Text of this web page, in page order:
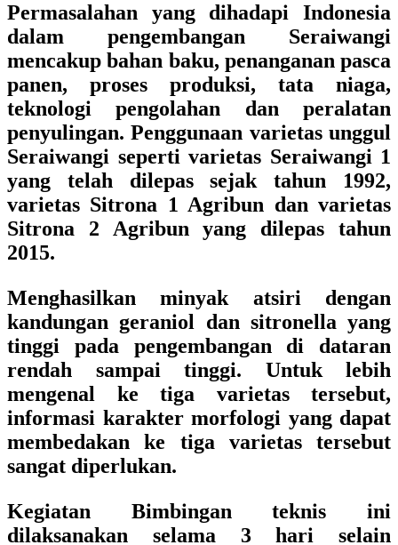
Permasalahan yang dihadapi Indonesia
dalam pengembangan Seraiwangi
mencakup bahan baku, penanganan pasca
panen, proses produksi, tata niaga,
teknologi pengolahan dan peralatan
penyulingan. Penggunaan varietas unggul
Seraiwangi seperti varietas Seraiwangi 1
yang telah dilepas sejak tahun 1992,
varietas Sitrona 1 Agribun dan varietas
Sitrona 2 Agribun yang dilepas tahun
2015.
Menghasilkan minyak atsiri dengan
kandungan geraniol dan sitronella yang
tinggi pada pengembangan di dataran
rendah sampai tinggi. Untuk lebih
mengenal ke tiga varietas tersebut,
informasi karakter morfologi yang dapat
membedakan ke tiga varietas tersebut
sangat diperlukan.
Kegiatan Bimbingan teknis ini
dilaksanakan selama 3 hari selain